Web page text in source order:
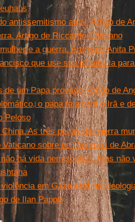
antissemitismo atual. Artigo de
Artigo de Riccardo Cristiano
e a guerra. Artigo de Anita
que use sua influência
de um Papa provado. Artigo de
o papa fala com o Irã e
Peloso
As três peças da guerra
sobre os “Acordos de
há vida nem sonhos. Mas
violência em Gaza está na
de Ilan Pappé